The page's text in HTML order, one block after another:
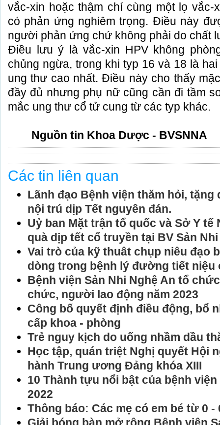
vắc-xin hoặc thậm chí cùng một lọ
có phản ứng nghiêm trọng. Điều này
người phản ứng chứ không phải do chất
Điều lưu ý là vắc-xin HPV không
chủng ngừa, trong khi typ 16 và 18 là
ung thư cao nhất. Điều này cho thấy
đầy đủ nhưng phụ nữ cũng cần đi tầm
mắc ung thư cổ tử cung từ các typ khác.
Nguồn tin Khoa Dược - BVSNNA
Các tin liên quan
Lãnh đạo Bệnh viện thăm hỏi, tặng
nội trú dịp Tết nguyên đán.
Uỷ ban Mặt trận tổ quốc và Sở Y tế
quà dịp tết cổ truyền tại BV Sản
Vai trò của kỹ thuât chụp niêu đạo
dòng trong bệnh lý đường tiết niệu
Bệnh viện Sản Nhi Nghệ An tổ
chức, người lao động năm 2023
Công bố quyết định điều động, bổ
cấp khoa - phòng
Trẻ nguy kịch do uống nhầm dầu
Học tập, quán triệt Nghị quyết Hội
hành Trung ương Đảng khóa XIII
10 Thành tựu nổi bật của bệnh
2022
Thông báo: Các mẹ có em bé từ 0 -